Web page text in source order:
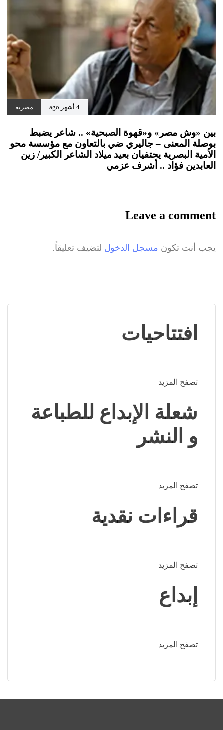
4 أشهر ago مصرية
بين «وش مصر» و«قهوة الصبحية» .. شاعر يضبط
بوصلة المعنى – جاليري ضي بالتعاون مع مؤسسة محو
الأمية البصرية يحتفيان بعيد ميلاد الشاعر الكبير/ زين
العابدين فؤاد .. أشرف عزمي
Leave a comment
يجب أنت تكون مسجل الدخول لتضيف تعليقاً.
افتتاحيات
تصفح المزيد
شعلة الإبداع للطباعة
و النشر
تصفح المزيد
قراءات نقدية
تصفح المزيد
إبداع
تصفح المزيد